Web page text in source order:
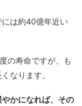
は約40億年近い
の寿命ですが、も
なります。
かになれば、その